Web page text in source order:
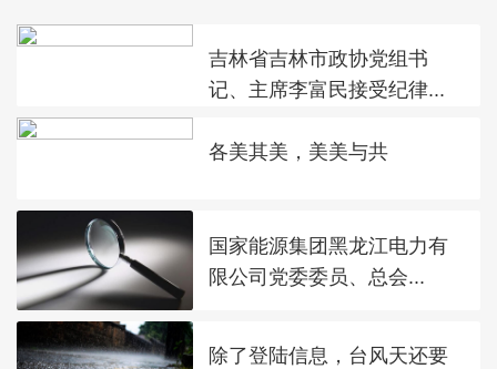
吉林省吉林市政协党组书
记、主席李富民接受纪律...
各美其美，美美与共
国家能源集团黑龙江电力有
限公司党委委员、总会...
除了登陆信息，台风天还要